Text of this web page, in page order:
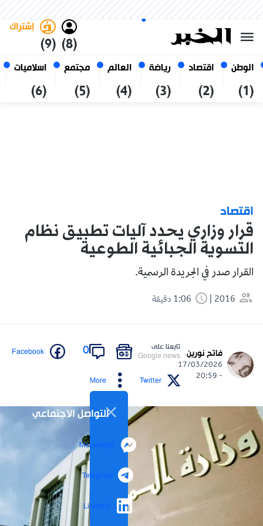
الوطن
(1)
اقتصاد
(2)
رياضة
(3)
العالم
(4)
مجتمع
(5)
اسلاميات
(6)
(8)
إشتراك
(9)
07 أغسطس 2026
الجزائر
اقتصاد
قرار وزاري يحدد آليات تطبيق نظام
التسوية الجبائية الطوعية
القرار صدر في الجريدة الرسمية.
2016
فاتح نورين
17/03/2026
- 20:59
تابعنا على
Google news
0
Facebook
Twitter
More
التواصل الاجتماعي
Messenger
Telegram
LinkedIn